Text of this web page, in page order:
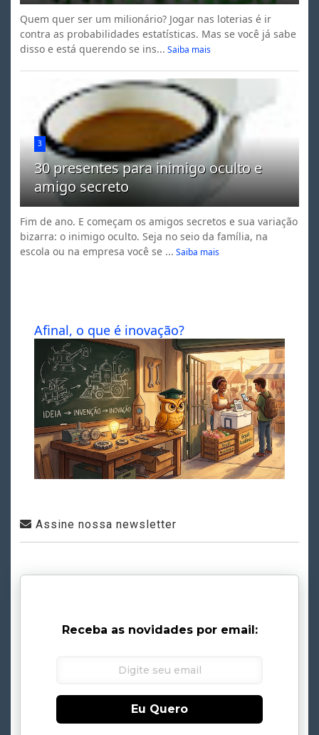
Quem quer ser um milionário? Jogar nas loterias é ir
contra as probabilidades estatísticas. Mas se você já sabe
disso e está querendo se ins... Saiba mais
3
30 presentes para inimigo oculto e
amigo secreto
Fim de ano. E começam os amigos secretos e sua variação
bizarra: o inimigo oculto. Seja no seio da família, na
escola ou na empresa você se ... Saiba mais
Afinal, o que é inovação?
Assine nossa newsletter
Receba as novidades por email:
Eu Quero